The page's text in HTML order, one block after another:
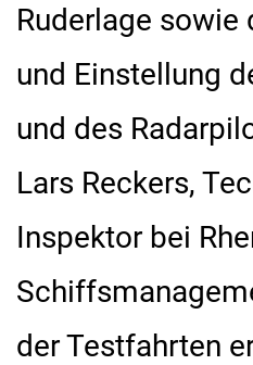
Ruderlage sowie
und Einstellung
und des
Lars Reckers,
Inspektor bei
der Testfahrten